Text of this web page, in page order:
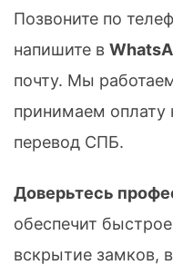
Позвоните по
напишите в
почту. Мы
принимаем оплату
перевод СПБ.
Доверьтесь
обеспечит
вскрытие замков,